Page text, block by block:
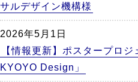
サルデザイン機構様
2026年5月1日
【情報更新】ポスタープロ
KYOYO Design」